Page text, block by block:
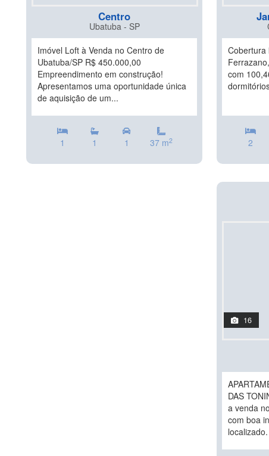
Centro
Ubatuba - SP
Imóvel Loft à Venda no Centro de
Ubatuba/SP R$ 450.000,00
Empreendimento em construção!
Apresentamos uma oportunidade única
de aquisição de um...
1 1 1 37 m2
Cobertura
com
2
16
DAS
a venda
com boa